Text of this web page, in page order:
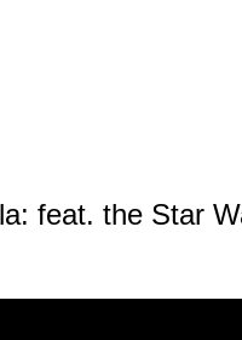
feat. the Star